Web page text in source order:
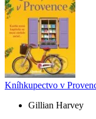
Kníhkupectvo v
Gillian Harvey